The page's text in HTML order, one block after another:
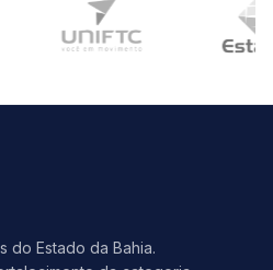
do Estado da Bahia.